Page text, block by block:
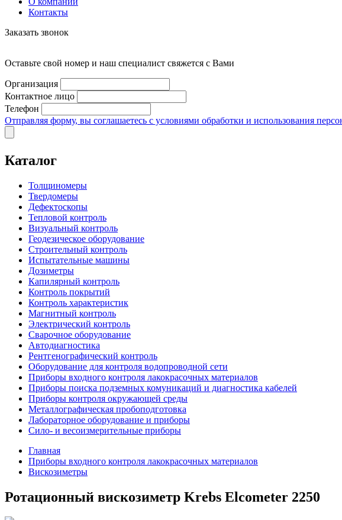
Контакты
Заказать звонок
Оставьте свой номер и наш специалист свяжется с Вами
Организация
Контактное лицо
Телефон
Отправляя форму, вы соглашаетесь с условиями обработки и использования
Каталог
Толщиномеры
Твердомеры
Дефектоскопы
Тепловой контроль
Визуальный контроль
Геодезическое оборудование
Строительный контроль
Испытательные машины
Дозиметры
Капилярный контроль
Контроль покрытий
Контроль характеристик
Магнитный контроль
Электрический контроль
Сварочное оборудование
Автодиагностика
Рентгенографический контроль
Оборудование для контроля водопроводной сети
Приборы входного контроля лакокрасочных материалов
Приборы поиска подземных комуникаций и диагностика кабелей
Приборы контроля окружающей среды
Металлографическая пробоподготовка
Лабораторное оборудование и приборы
Сило- и весоизмерительные приборы
Главная
Приборы входного контроля лакокрасочных материалов
Вискозиметры
Ротационный вискозиметр Krebs Elcometer 2250